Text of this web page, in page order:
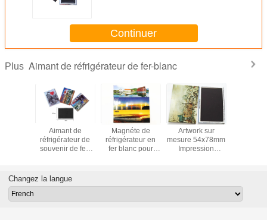
réfrigérateur
Continuer
Plus Aimant de réfrigérateur de fer-blanc
X 78
Aimant de
réfrigérateur de
souvenir de fer-
promotionnel de
90 x de 65mm
Magnéte de
réfrigérateur en
fer blanc pour
Artwork sur
mesure 54x78mm
Impression
fer blanc pour la
promotion
Changez la langue